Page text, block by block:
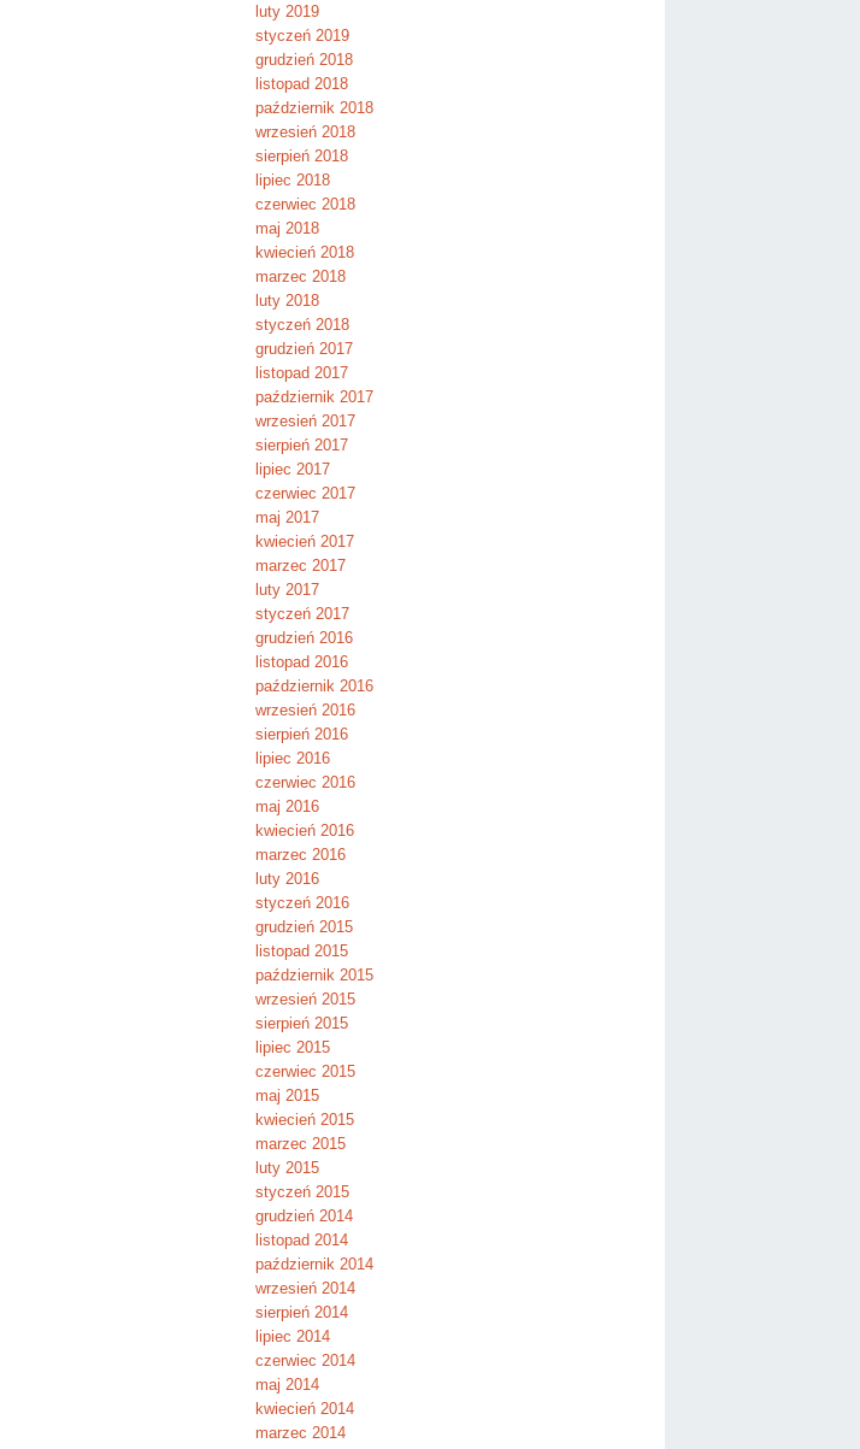
luty 2019
styczeń 2019
grudzień 2018
listopad 2018
październik 2018
wrzesień 2018
sierpień 2018
lipiec 2018
czerwiec 2018
maj 2018
kwiecień 2018
marzec 2018
luty 2018
styczeń 2018
grudzień 2017
listopad 2017
październik 2017
wrzesień 2017
sierpień 2017
lipiec 2017
czerwiec 2017
maj 2017
kwiecień 2017
marzec 2017
luty 2017
styczeń 2017
grudzień 2016
listopad 2016
październik 2016
wrzesień 2016
sierpień 2016
lipiec 2016
czerwiec 2016
maj 2016
kwiecień 2016
marzec 2016
luty 2016
styczeń 2016
grudzień 2015
listopad 2015
październik 2015
wrzesień 2015
sierpień 2015
lipiec 2015
czerwiec 2015
maj 2015
kwiecień 2015
marzec 2015
luty 2015
styczeń 2015
grudzień 2014
listopad 2014
październik 2014
wrzesień 2014
sierpień 2014
lipiec 2014
czerwiec 2014
maj 2014
kwiecień 2014
marzec 2014